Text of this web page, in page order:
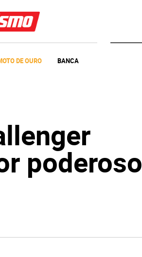
DE OURO BANCA
poderoso